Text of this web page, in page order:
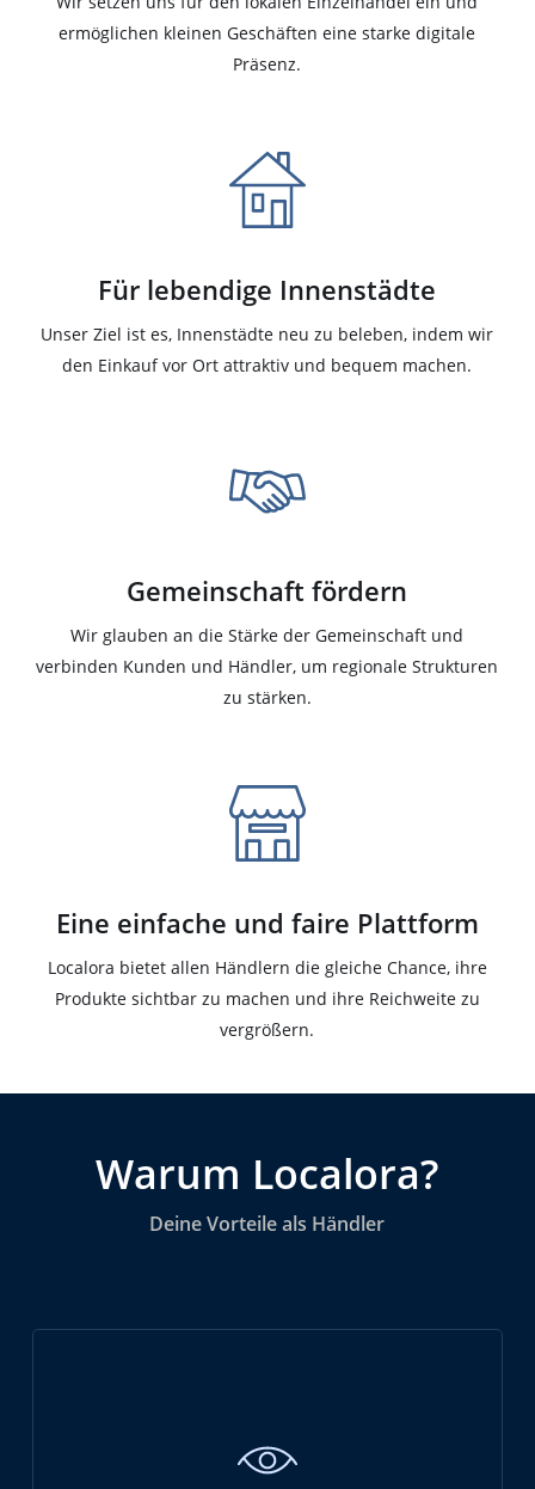
ermöglichen kleinen Geschäften eine starke digitale
Präsenz.
Für lebendige Innenstädte
Unser Ziel ist es, Innenstädte neu zu beleben, indem wir
den Einkauf vor Ort attraktiv und bequem machen.
Gemeinschaft fördern
Wir glauben an die Stärke der Gemeinschaft und
verbinden Kunden und Händler, um regionale Strukturen
zu stärken.
Eine einfache und faire Plattform
Localora bietet allen Händlern die gleiche Chance, ihre
Produkte sichtbar zu machen und ihre Reichweite zu
vergrößern.
Warum Localora?
Deine Vorteile als Händler